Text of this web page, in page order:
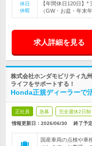
休日
休暇
【年間休日120日】
（GW・お盆・年末
求人詳細を見る
株式会社ホンダモビリティ九
ライフをサポートする！
Honda正規ディーラーで
正社員 急募 完全週休2日制
情報更新日：2026/06/30 終了予
国産車両の点検や車